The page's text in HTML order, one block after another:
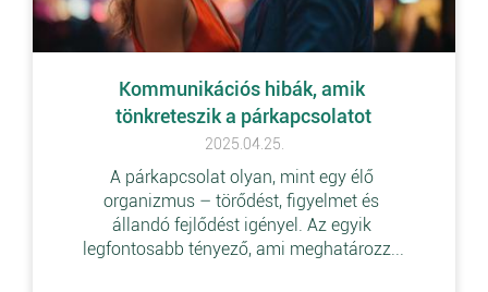
Kommunikációs hibák, amik
tönkreteszik a párkapcsolatot
2025.04.25.
A párkapcsolat olyan, mint egy élő
organizmus – törődést, figyelmet és
állandó fejlődést igényel. Az egyik
legfontosabb tényező, ami meghatározz...